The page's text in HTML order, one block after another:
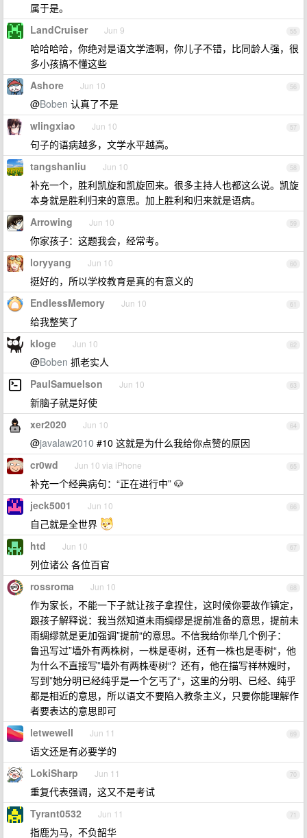
属于是。
55
LandCruiser Jun 9
哈哈哈哈，你绝对是语文学渣啊，你儿子不错，比同龄人强，很
多小孩搞不懂这些
56
Ashore Jun 10
@Boben 认真了不是
57
wlingxiao Jun 10
句子的语病越多，文学水平越高。
58
tangshanliu Jun 10
补充一个，胜利凯旋和凯旋回来。很多主持人也都这么说。凯旋
本身就是胜利归来的意思。加上胜利和归来就是语病。
59
Arrowing Jun 10
你家孩子：这题我会，经常考。
60
loryyang Jun 10
挺好的，所以学校教育是真的有意义的
61
EndlessMemory Jun 10
给我整笑了
62
kloge Jun 10
@Boben 抓老实人
63
PaulSamuelson Jun 10
新脑子就是好使
64
xer2020 Jun 10
@javalaw2010 #10 这就是为什么我给你点赞的原因
65
cr0wd Jun 10 via iPhone
补充一个经典病句：“正在进行中” 🐶
66
jeck5001 Jun 10
自己就是全世界
67
htd Jun 10
列位诸公 各位百官
68
rossroma Jun 10
作为家长，不能一下子就让孩子拿捏住，这时候你要故作镇定，
跟孩子解释说：我当然知道未雨绸缪是提前准备的意思，提前未
雨绸缪就是更加强调”提前“的意思。不信我给你举几个例子：
鲁迅写过”墙外有两株树，一株是枣树，还有一株也是枣树“，他
为什么不直接写”墙外有两株枣树“？还有，他在描写祥林嫂时，
写到”她分明已经纯乎是一个乞丐了“，这里的分明、已经、纯乎
都是相近的意思，所以语文不要陷入教条主义，只要你能理解作
者要表达的意思即可
69
letwewell Jun 11
语文还是有必要学的
70
LokiSharp Jun 11
重复代表强调，这又不是考试
71
Tyrant0532 Jun 11
指鹿为马，不负韶华